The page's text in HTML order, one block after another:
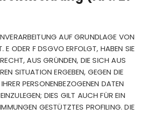
AUF GRUNDLAGE VON
E ODER F DSGVO ERFOLGT, HABEN SIE
AUS GRÜNDEN, DIE SICH AUS
SITUATION ERGEBEN, GEGEN DIE
PERSONENBEZOGENEN DATEN
DIES GILT AUCH FÜR EIN
GESTÜTZTES PROFILING. DIE